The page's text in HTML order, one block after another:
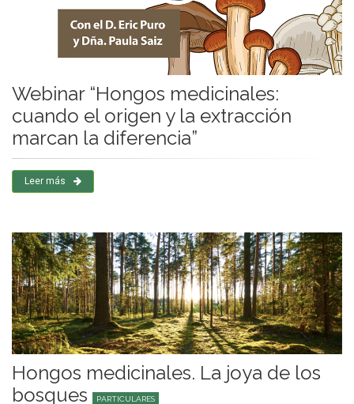
Webinar “Hongos medicinales:
cuando el origen y la extracción
marcan la diferencia”
Leer más
Hongos medicinales. La joya de los
bosques
PARTICULARES